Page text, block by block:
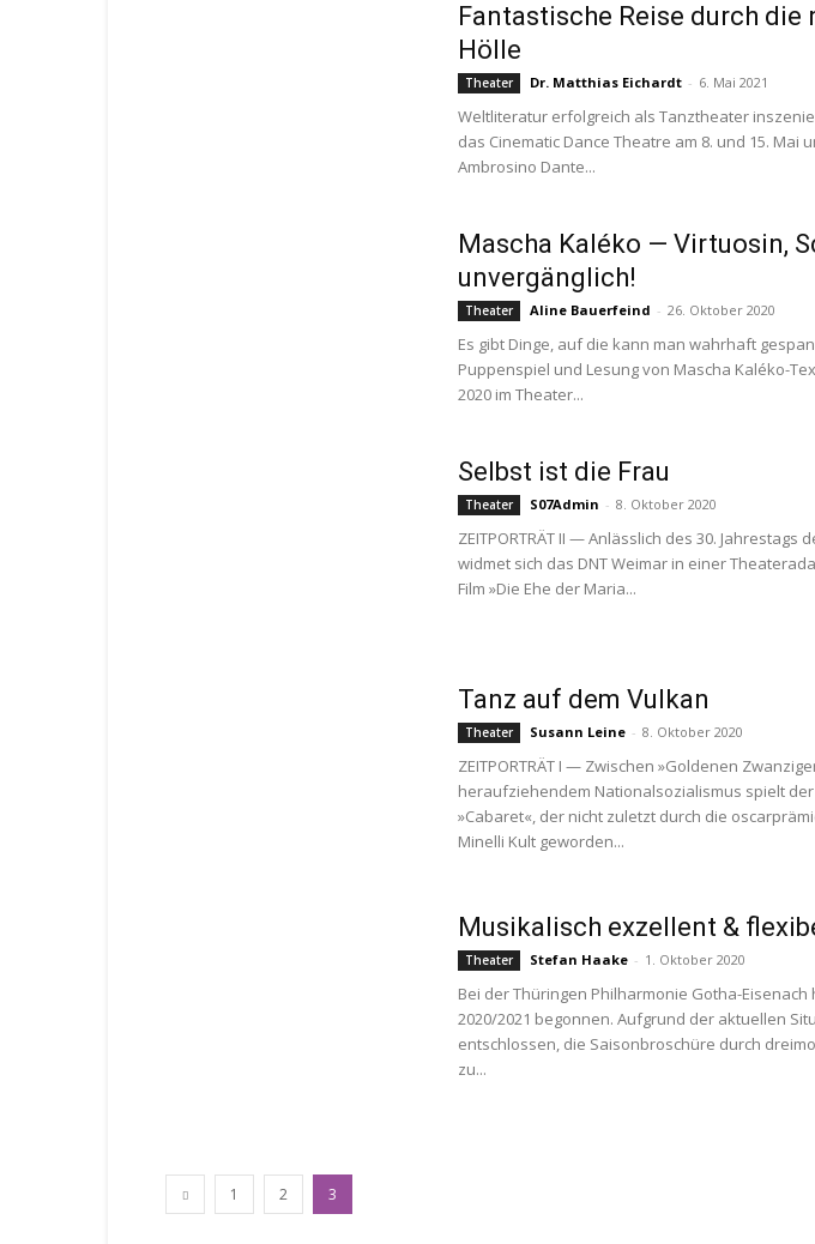
Fantastische Reise durch die
Hölle
Theater Dr. Matthias Eichardt - 6. Mai 2021
Weltliteratur erfolgreich als Tanztheater
das Cinematic Dance Theatre am 8. und 15. Mai
Ambrosino Dante...
Mascha Kaléko — Virtuosin,
unvergänglich!
Theater Aline Bauerfeind - 26. Oktober 2020
Es gibt Dinge, auf die kann man wahrhaft
Puppenspiel und Lesung von Mascha Kaléko-
2020 im Theater...
Selbst ist die Frau
Theater S07Admin - 8. Oktober 2020
ZEITPORTRÄT II — Anlässlich des 30. Jahrestags
widmet sich das DNT Weimar in ­einer
Film »Die Ehe der Maria...
Tanz auf dem Vulkan
Theater Susann Leine - 8. Oktober 2020
ZEITPORTRÄT I — Zwischen »Goldenen
heraufziehendem Nationalsozialismus spielt
»Cabaret«, der nicht zuletzt durch die
Minelli Kult geworden...
Musikalisch exzellent &
Theater Stefan Haake - 1. Oktober 2020
Bei der Thüringen Philharmonie Gotha-
2020/2021 begonnen. Aufgrund der aktuellen
entschlossen, die Saisonbroschüre durch
zu...
1 2 3